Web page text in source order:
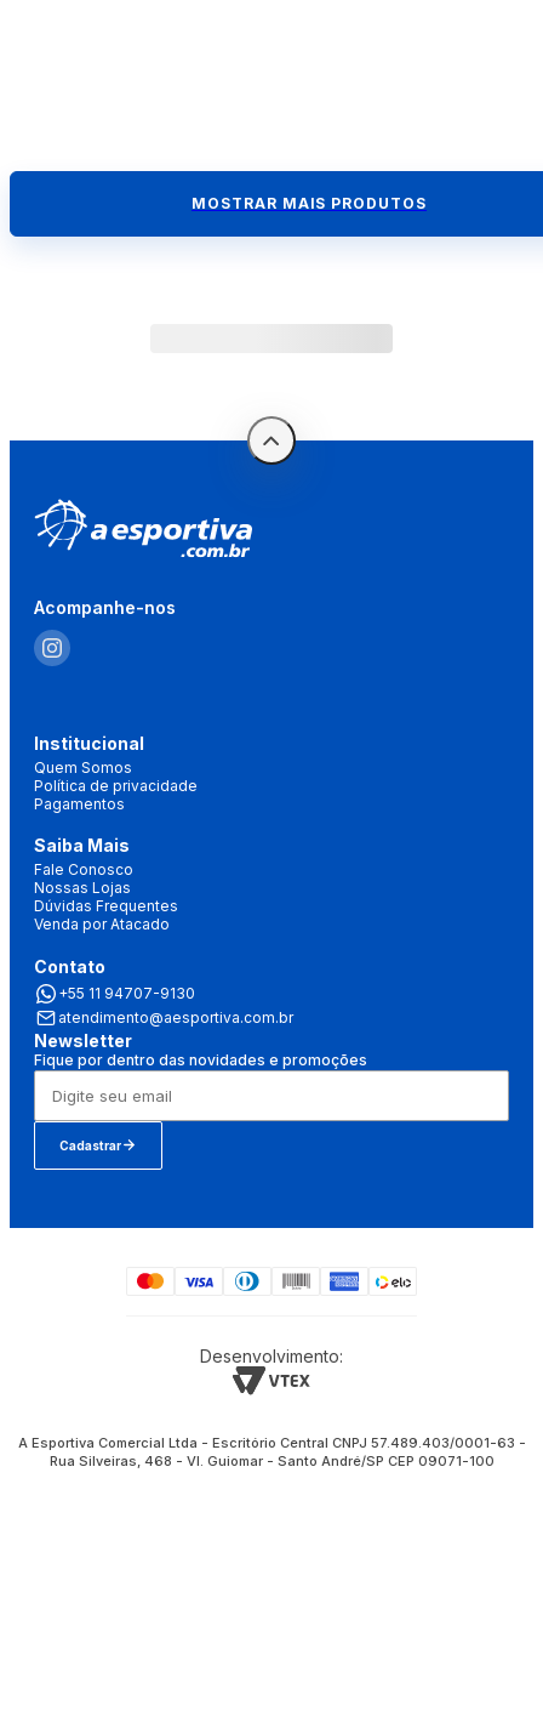
MOSTRAR MAIS PRODUTOS
Acompanhe-nos
Institucional
Quem Somos
Política de privacidade
Pagamentos
Saiba Mais
Fale Conosco
Nossas Lojas
Dúvidas Frequentes
Venda por Atacado
Contato
+55 11 94707-9130
atendimento@aesportiva.com.br
Newsletter
Fique por dentro das novidades e promoções
Cadastrar
Desenvolvimento:
A Esportiva Comercial Ltda - Escritório Central CNPJ 57.489.403/0001-63 -
Rua Silveiras, 468 - Vl. Guiomar - Santo André/SP CEP 09071-100